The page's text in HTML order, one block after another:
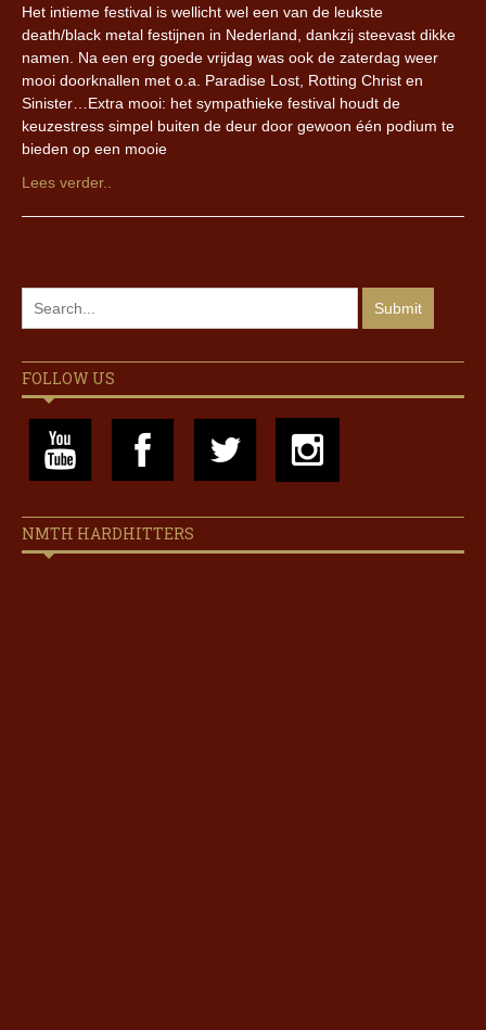
Het intieme festival is wellicht wel een van de leukste
death/black metal festijnen in Nederland, dankzij steevast dikke
namen. Na een erg goede vrijdag was ook de zaterdag weer
mooi doorknallen met o.a. Paradise Lost, Rotting Christ en
Sinister…Extra mooi: het sympathieke festival houdt de
keuzestress simpel buiten de deur door gewoon één podium te
bieden op een mooie
Lees verder..
FOLLOW US
NMTH HARDHITTERS